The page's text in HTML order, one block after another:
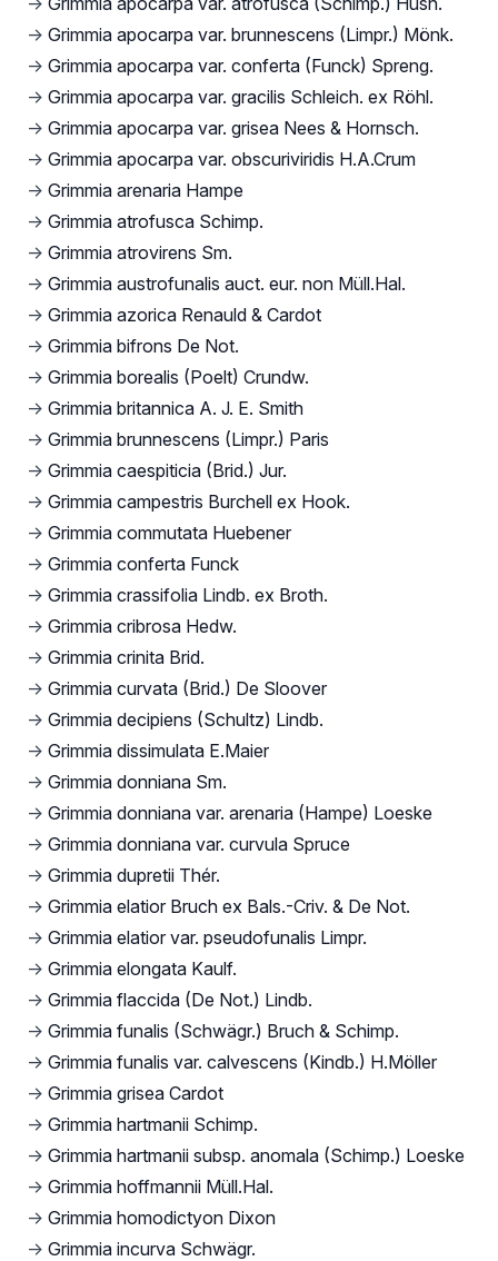
→ Grimmia apocarpa var. brunnescens (Limpr.) Mönk.
→ Grimmia apocarpa var. conferta (Funck) Spreng.
→ Grimmia apocarpa var. gracilis Schleich. ex Röhl.
→ Grimmia apocarpa var. grisea Nees & Hornsch.
→ Grimmia apocarpa var. obscuriviridis H.A.Crum
→ Grimmia arenaria Hampe
→ Grimmia atrofusca Schimp.
→ Grimmia atrovirens Sm.
→ Grimmia austrofunalis auct. eur. non Müll.Hal.
→ Grimmia azorica Renauld & Cardot
→ Grimmia bifrons De Not.
→ Grimmia borealis (Poelt) Crundw.
→ Grimmia britannica A. J. E. Smith
→ Grimmia brunnescens (Limpr.) Paris
→ Grimmia caespiticia (Brid.) Jur.
→ Grimmia campestris Burchell ex Hook.
→ Grimmia commutata Huebener
→ Grimmia conferta Funck
→ Grimmia crassifolia Lindb. ex Broth.
→ Grimmia cribrosa Hedw.
→ Grimmia crinita Brid.
→ Grimmia curvata (Brid.) De Sloover
→ Grimmia decipiens (Schultz) Lindb.
→ Grimmia dissimulata E.Maier
→ Grimmia donniana Sm.
→ Grimmia donniana var. arenaria (Hampe) Loeske
→ Grimmia donniana var. curvula Spruce
→ Grimmia dupretii Thér.
→ Grimmia elatior Bruch ex Bals.-Criv. & De Not.
→ Grimmia elatior var. pseudofunalis Limpr.
→ Grimmia elongata Kaulf.
→ Grimmia flaccida (De Not.) Lindb.
→ Grimmia funalis (Schwägr.) Bruch & Schimp.
→ Grimmia funalis var. calvescens (Kindb.) H.Möller
→ Grimmia grisea Cardot
→ Grimmia hartmanii Schimp.
→ Grimmia hartmanii subsp. anomala (Schimp.) Loeske
→ Grimmia hoffmannii Müll.Hal.
→ Grimmia homodictyon Dixon
→ Grimmia incurva Schwägr.